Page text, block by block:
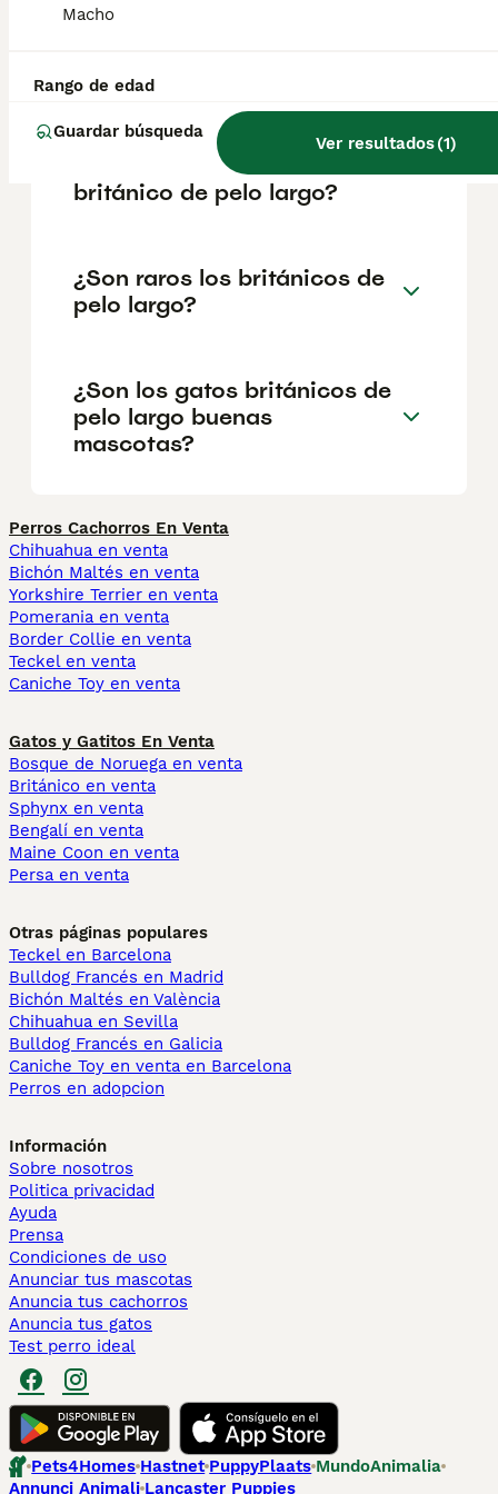
Macho
Rango de edad
Guardar búsqueda
Ver resultados(1)
salud y el bienestar de los animales.
decisión.
¿Cuál es la raza de gato
británico de pelo largo?
¿Son raros los británicos de
pelo largo?
¿Son los gatos británicos de
pelo largo buenas
mascotas?
Perros Cachorros En Venta
Chihuahua en venta
Bichón Maltés en venta
Yorkshire Terrier en venta
Pomerania en venta
Border Collie en venta
Teckel en venta
Caniche Toy en venta
Gatos y Gatitos En Venta
Bosque de Noruega en venta
Británico en venta
Sphynx en venta
Bengalí en venta
Maine Coon en venta
Persa en venta
Otras páginas populares
Teckel en Barcelona
Bulldog Francés en Madrid
Bichón Maltés en València
Chihuahua en Sevilla
Bulldog Francés en Galicia
Caniche Toy en venta en Barcelona
Perros en adopcion
Información
Sobre nosotros
Politica privacidad
Ayuda
Prensa
Condiciones de uso
Anunciar tus mascotas
Anuncia tus cachorros
Anuncia tus gatos
Test perro ideal
Pets4Homes Hastnet PuppyPlaats MundoAnimalia
Annunci Animali Lancaster Puppies